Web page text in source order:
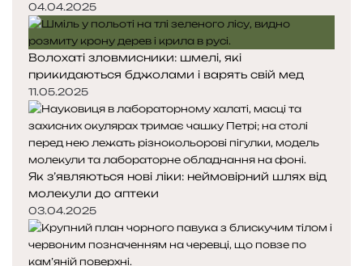
а
а
04.04.2025
Волохаті зловмисники: шмелі, які
прикидаються бджолами і варять свій мед
11.05.2025
Як з’являються нові ліки: неймовірний шлях від
молекули до аптеки
03.04.2025